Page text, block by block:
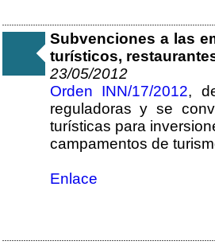
Subvenciones a las
turísticos,
23/05/2012
Orden INN/17/2012,
reguladoras y se
turísticas para
campamentos de
Enlace